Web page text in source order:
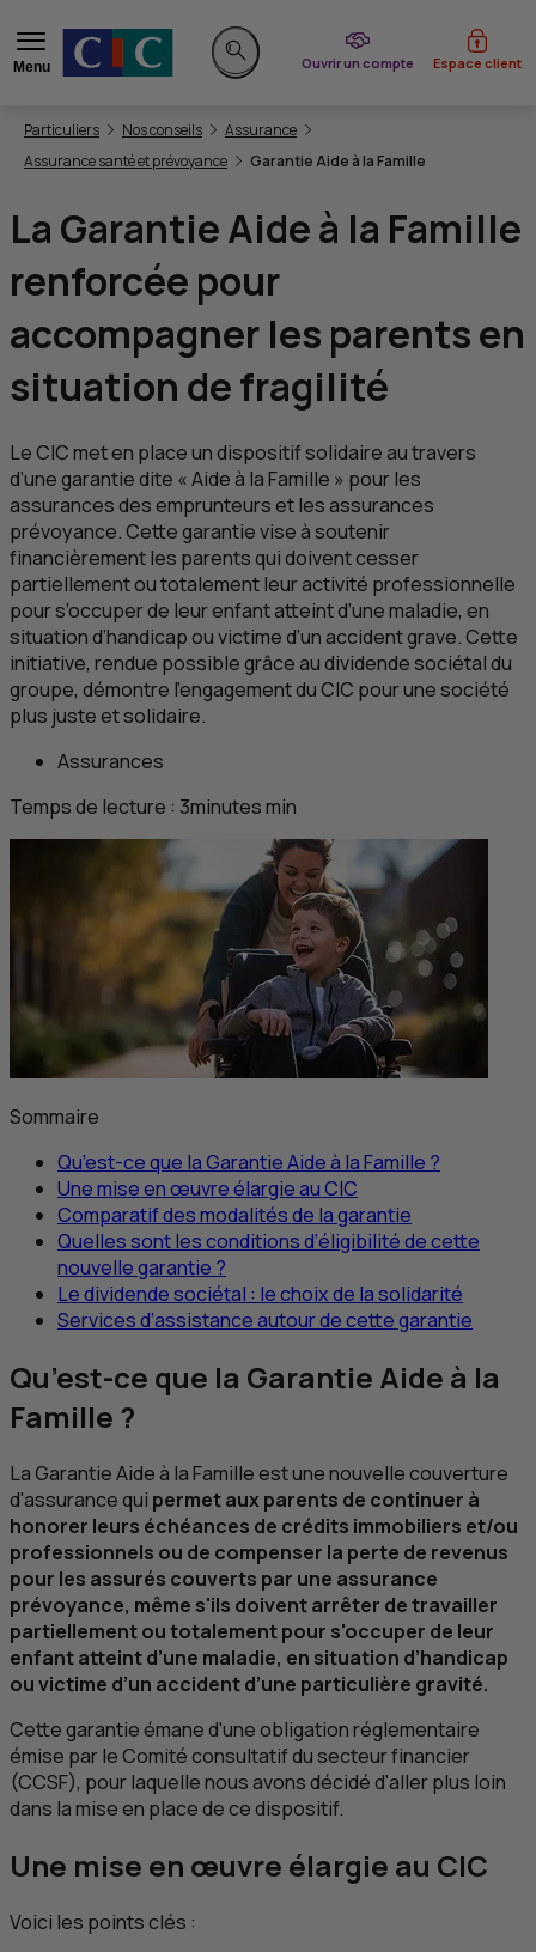
Menu
Rechercher sur le site
Ouvrir un compte
du CIC Espace client
Vous êtes ici:
Particuliers Nos conseils
Assurance
Assurance santé et prévoyance
Garantie Aide à la Famille
La Garantie Aide à la Famille
renforcée pour
accompagner les parents en
situation de fragilité
LeCICmet en place un dispositif solidaire au travers
d’une garantie dite « Aide à la Famille » pour les
assurances des emprunteurs et les assurances
prévoyance. Cette garantie vise à soutenir
financièrement les parents qui doivent cesser
partiellement ou totalement leur activité professionnelle
pour s’occuper de leur enfant atteint d’une maladie, en
situation d’handicap ou victime d’un accident grave. Cette
initiative, rendue possible grâce au dividende sociétal du
groupe, démontre l'engagement duCIC pour une société
plus juste et solidaire.
Assurances
Temps de lecture : 3minutesmin
Sommaire
Qu’est-ce que la Garantie Aide à la Famille ?
Une mise en œuvre élargie auCIC
Comparatif des modalités de la garantie
Quelles sont les conditions d’éligibilité de cette
nouvelle garantie ?
Le dividende sociétal : le choix de la solidarité
Services d’assistance autour de cette garantie
Qu’est-ce que la Garantie Aide à la
Famille ?
La Garantie Aide à la Famille est une nouvelle couverture
d'assurance qui permet aux parents de continuer à
honorer leurs échéances de crédits immobiliers et/ou
professionnels ou de compenser la perte de revenus
pour les assurés couverts par une assurance
prévoyance, même s'ils doivent arrêter de travailler
partiellement ou totalement pour s'occuper de leur
enfant atteint d’une maladie, en situation d’handicap
ou victime d’un accident d’une particulière gravité.
Cette garantie émane d'une obligation réglementaire
émise par le Comité consultatif du secteur financier
(CCSF), pour laquelle nous avons décidé d'aller plus loin
dans la mise en place de ce dispositif.
Une mise en œuvre élargie au CIC
Voici les points clés :